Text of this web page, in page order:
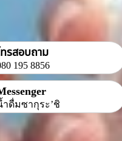
ทรสอบถาม
195 8856
ำดื่มซากุระ’ชิ